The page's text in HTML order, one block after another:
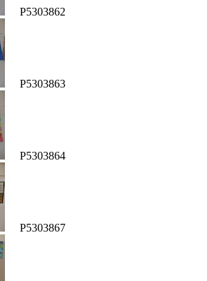
P5303862
P5303863
P5303864
P5303867